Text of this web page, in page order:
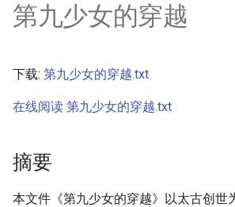
开
搜
索
其他信息
正文
第九少女的穿越
下载: 第九少女的穿越.txt
在线阅读 第九少女的穿越.txt
摘要
本文件《第九少女的穿越》以太古创世